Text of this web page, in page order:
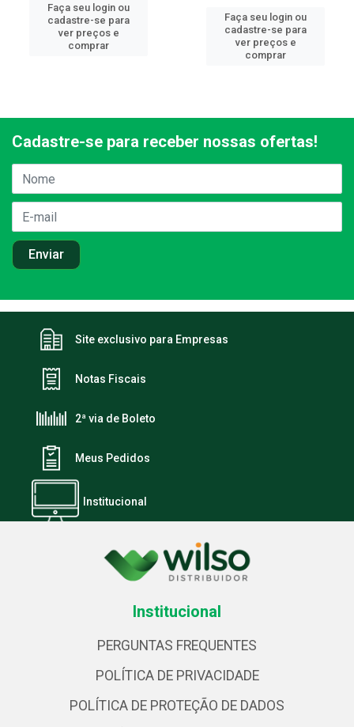
Faça seu login ou
cadastre-se para
ver preços e
comprar
Faça seu login ou
cadastre-se para
ver preços e
comprar
Cadastre-se para receber nossas ofertas!
Site exclusivo para Empresas
Notas Fiscais
2ª via de Boleto
Meus Pedidos
Institucional
Institucional
PERGUNTAS FREQUENTES
POLÍTICA DE PRIVACIDADE
POLÍTICA DE PROTEÇÃO DE DADOS